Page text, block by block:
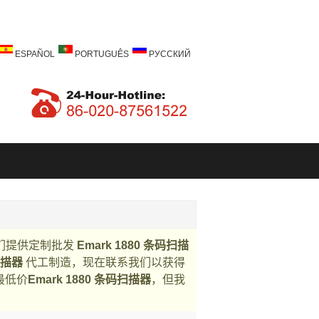
ESPAÑOL PORTUGUÊS РУССКИЙ
提供定制批发 Emark 1880 条码扫描
器代工制造，现在联系我们以获得
低价Emark 1880 条码扫描器，但我